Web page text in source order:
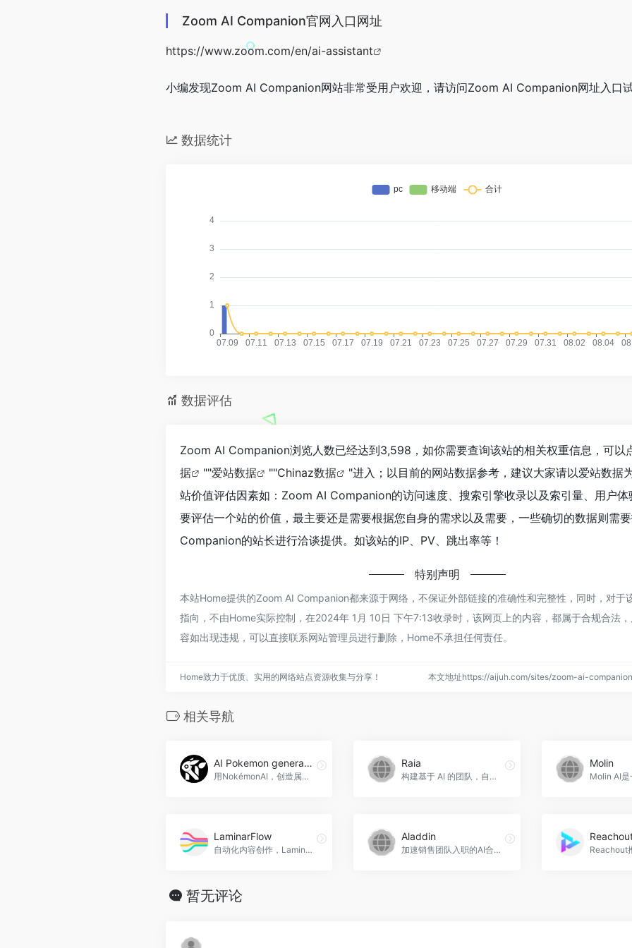
Zoom AI Companion官网入口网址
https://www.zoom.com/en/ai-assistant
小编发现Zoom AI Companion网站非常受用户欢迎，请访问Zoom AI Companion网址入口
数据统计
数据评估
Zoom AI Companion浏览人数已经达到3,598，如你需要查询该站的相关权重信息，可以
据
""爱站数据 ""Chinaz数据
"进入；以目前的网站数据参考，建议大家请以爱站数据
站价值评估因素如：Zoom AI Companion的访问速度、搜索引擎收录以及索引量、用户体
要评估一个站的价值，最主要还是需要根据您自身的需求以及需要，一些确切的数据则需
Companion的站长进行洽谈提供。如该站的IP、PV、跳出率等！
特别声明
本站Home提供的Zoom AI Companion都来源于网络，不保证外部链接的准确性和完整性，同时，对于
指向，不由Home实际控制，在2024年 1月 10日 下午7:13收录时，该网页上的内容，都属于合规合法
容如出现违规，可以直接联系网站管理员进行删除，Home不承担任何责任。
Home致力于优质、实用的网络站点资源收集与分享！ 本文地址https://aijuh.com/sites/zoom-ai-
相关导航
AI Pokemon generator
用NokémonAI，创造属于你自己的Fakémon世界，AI Pokemon generator官网入口网址
Raia
构建基于 AI 的团队，自动化任务，提升效率，Raia官网入口网址
Molin
LaminarFlow
自动化内容创作，LaminarFlow官网入口网址
Aladdin
加速销售团队入职的AI合作伙伴，Aladdin官网入口网址
暂无评论